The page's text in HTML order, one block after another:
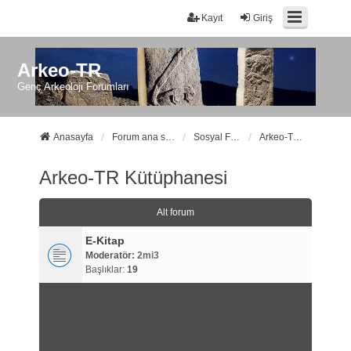
Giriş
Kayıt
Arkeo-TR
Genç Arkeoloji Forumları
Anasayfa Forum ana sayfa Sosyal Forumlarımız Arkeo-TR Kütüphanesi
Arkeo-TR Kütüphanesi
Alt forum
E-Kitap
Moderatör: 2mi3
Başlıklar: 19